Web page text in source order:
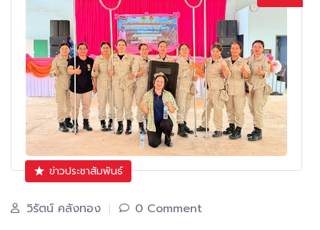
ข่าวประชาสัมพันธ์
วิรัตน์ คลังทอง 0 Comment